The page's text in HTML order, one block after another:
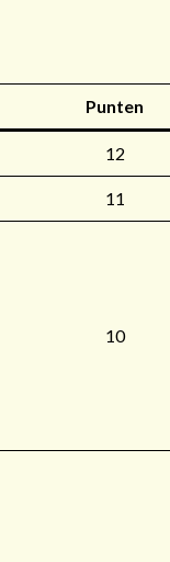
Punten
12
11
10